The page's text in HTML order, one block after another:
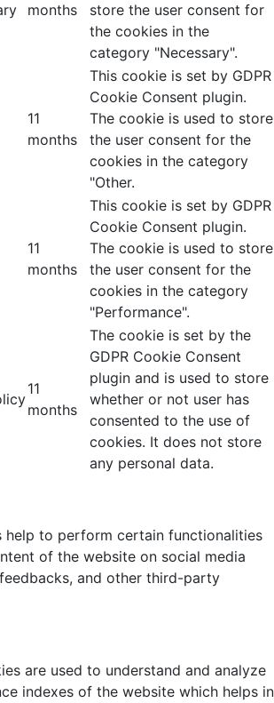
months
store the user consent for
the cookies in the
category "Necessary".
11
months
This cookie is set by GDPR
Cookie Consent plugin.
The cookie is used to store
the user consent for the
cookies in the category
"Other.
11
months
This cookie is set by GDPR
Cookie Consent plugin.
The cookie is used to store
the user consent for the
cookies in the category
"Performance".
11
months
The cookie is set by the
GDPR Cookie Consent
plugin and is used to store
whether or not user has
consented to the use of
cookies. It does not store
any personal data.
help to perform certain functionalities
of the website on social media
and other third-party
are used to understand and analyze
indexes of the website which helps in